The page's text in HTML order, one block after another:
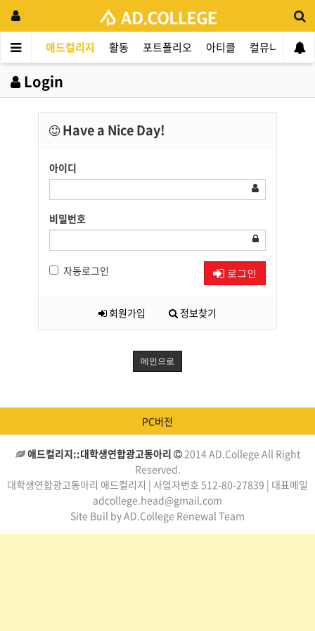
애드컬리지 활동 포트폴리오 아티클 컬뮤니티
Login
Have a Nice Day!
아이디
비밀번호
자동로그인 로그인
회원가입 정보찾기
메인으로
PC버전
애드컬리지::대학생연합광고동아리
2014 AD.College All Right
Reserved.
대학생연합광고동아리 애드컬리지 | 사업자번호 512-80-27839 | 대표메일
adcollege.head@gmail.com
Site Buil by AD.College Renewal Team